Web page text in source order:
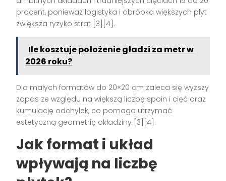
procent, ponieważ logistyka i obróbka większych płyt
zwiększa ryzyko strat [3][4].
Ile kosztuje położenie gładzi za metr w
2026 roku?
Dla małych formatów do 20×20 cm zaleca się wyższy
zapas ze względu na większą liczbę spoin i cięć oraz
kumulację odchyłek, co pomaga utrzymać
estetyczną geometrię okładziny [3][4].
Jak format i układ
wpływają na liczbę